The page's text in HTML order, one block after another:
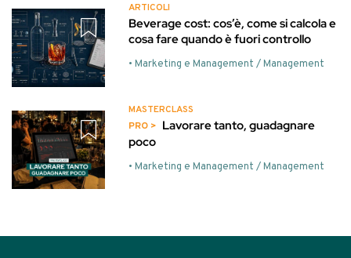
ARTICOLI
Beverage cost: cos’è, come si calcola e
cosa fare quando è fuori controllo
• Marketing e Management / Management
MASTERCLASS
Lavorare tanto, guadagnare
poco
• Marketing e Management / Management